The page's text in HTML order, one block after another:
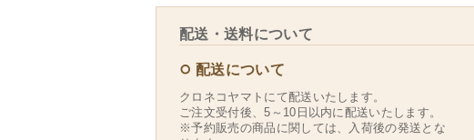
配送・送料について
配送について
クロネコヤマトにて配送いたします。
ご注文受付後、5～10日以内に配送いたします。
※予約販売の商品に関しては、入荷後の発送とな